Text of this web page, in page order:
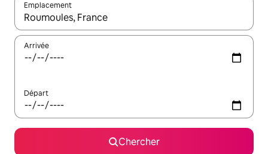
Emplacement
Quand les résultats sont affichés, parcourez-les en utilisant
Arrivée
Départ
Chercher